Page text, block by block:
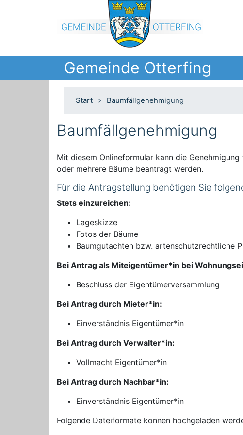
Gemeinde Otterfing
Start Baumfällgenehmigung
Baumfällgenehmigung
Mit diesem Onlineformular kann die
oder mehrere Bäume beantragt werden.
Für die Antragstellung benötigen Sie
Stets einzureichen:
Lageskizze
Fotos der Bäume
Baumgutachten bzw. artenschutzrechtliche
Bei Antrag als Miteigentümer*in bei
Beschluss der Eigentümerversammlung
Bei Antrag durch Mieter*in:
Einverständnis Eigentümer*in
Bei Antrag durch Verwalter*in:
Vollmacht Eigentümer*in
Bei Antrag durch Nachbar*in:
Einverständnis Eigentümer*in
Folgende Dateiformate können hochgeladen